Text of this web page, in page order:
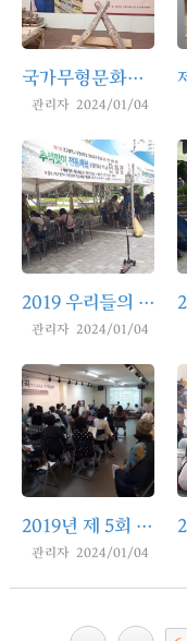
국가무형문화재 제55호 소목장 보유자 엄태조 공개행사
관리자 2024/01/04
2019 우리들의 얼 레리 체험 및 공연 - 추석맞이 전통체험 및 풍물 한마당(고산농악)
관리자 2024/01/04
2019년 제 5회 대구광역시무형문화재 가곡 전수관 정기발표회
관리자 2024/01/04